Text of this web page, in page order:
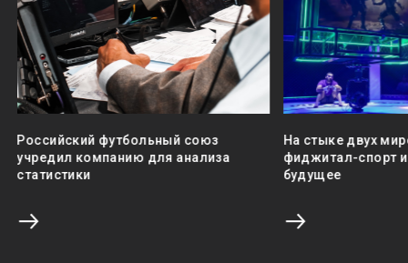
Российский футбольный союз
учредил компанию для анализа
статистики
На стыке двух
фиджитал-спорт
будущее